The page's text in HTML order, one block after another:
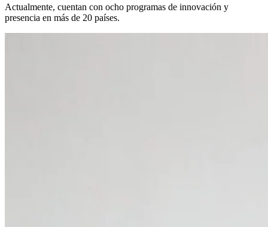
Actualmente, cuentan con ocho programas de innovación y
presencia en más de 20 países.